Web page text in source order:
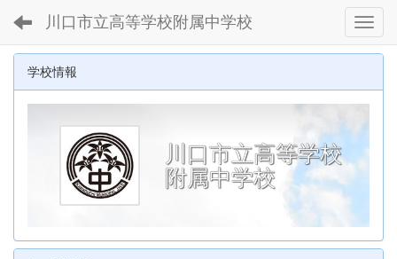
川口市立高等学校附属中学校
学校情報
川口市立高等学校
附属中学校